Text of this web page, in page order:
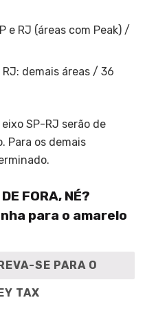
e RJ (áreas com Peak) /
demais áreas / 36
SP-RJ serão de
Para os demais
FORA, NÉ?
para o amarelo
SE PARA O
TAX